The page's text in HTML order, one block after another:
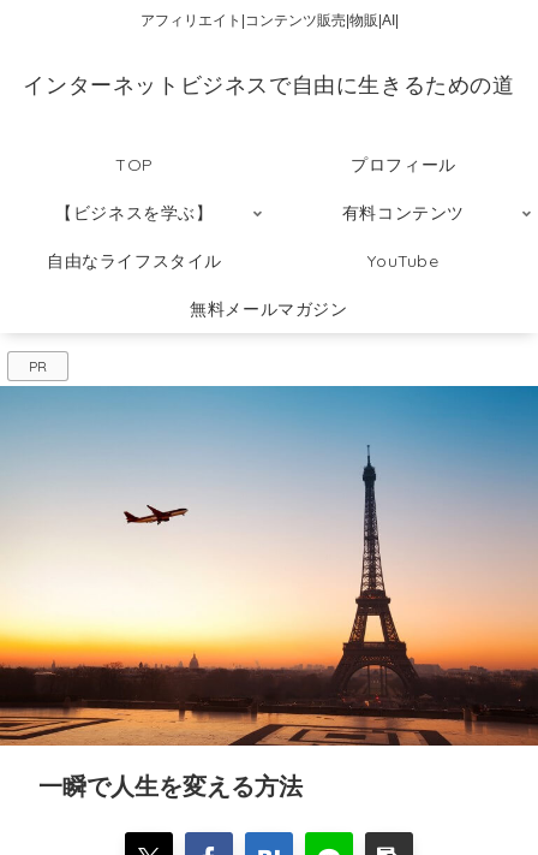
アフィリエイト|コンテンツ販売|物販|AI|
インターネットビジネスで自由に生きるための道
TOP プロフィール
【ビジネスを学ぶ】 有料コンテンツ
自由なライフスタイル YouTube
無料メールマガジン
PR
一瞬で人生を変える方法